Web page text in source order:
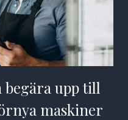
upp till
maskiner